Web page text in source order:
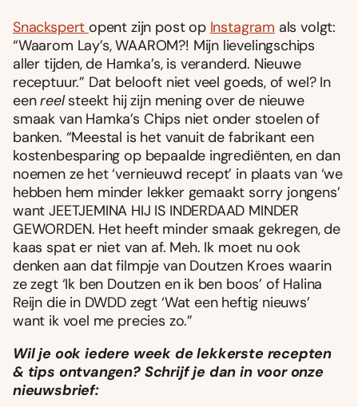
Snackspert opent zijn post op Instagram als volgt:
“Waarom Lay’s, WAAROM?! Mijn lievelingschips
aller tijden, de Hamka’s, is veranderd. Nieuwe
receptuur.” Dat belooft niet veel goeds, of wel? In
eenreelsteekt hij zijn mening over de nieuwe
smaak van Hamka’s Chips niet onder stoelen of
banken. “Meestal is het vanuit de fabrikant een
kostenbesparing op bepaalde ingrediënten, en dan
noemen ze het ‘vernieuwd recept’ in plaats van ‘we
hebben hem minder lekker gemaakt sorry jongens’
want JEETJEMINA HIJ IS INDERDAAD MINDER
GEWORDEN. Het heeft minder smaak gekregen, de
kaas spat er niet van af. Meh. Ik moet nu ook
denken aan dat filmpje van Doutzen Kroes waarin
ze zegt ‘Ik ben Doutzen en ik ben boos’ of Halina
Reijn die in DWDD zegt ‘Wat een heftig nieuws’
want ik voel me precies zo.”
Wil je ook iedere week de lekkerste recepten
& tips ontvangen? Schrijf je dan in voor onze
nieuwsbrief: